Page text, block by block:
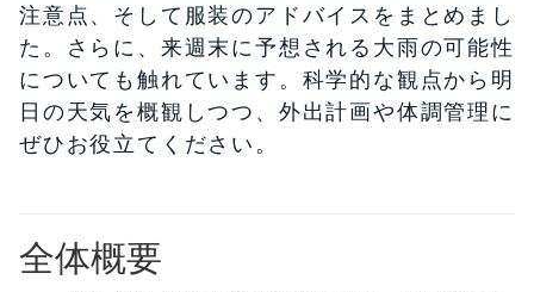
注意点、そして服装のアドバイスをまとめまし
た。さらに、来週末に予想される大雨の可能性
についても触れています。科学的な観点から明
日の天気を概観しつつ、外出計画や体調管理に
ぜひお役立てください。
全体概要